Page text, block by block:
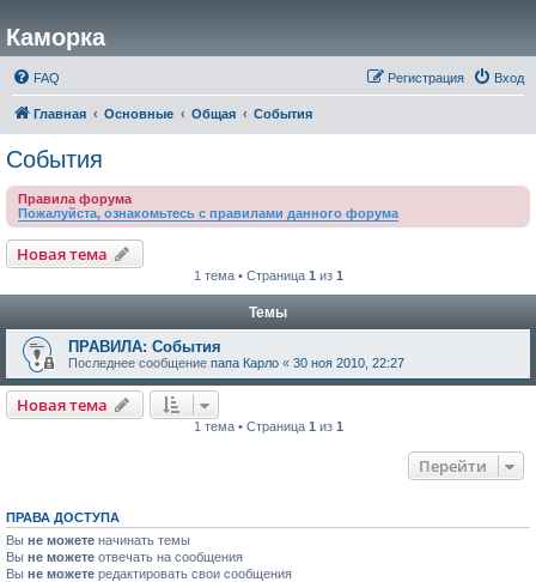
Каморка
FAQ Вход
Регистрация
Главная Основные Общая События
События
Правила форума
Пожалуйста, ознакомьтесь с правилами данного форума
Новая тема
1 тема • Страница 1 из 1
Темы
ПРАВИЛА: События
Последнее сообщение папа Карло « 30 ноя 2010, 22:27
Новая тема
1 тема • Страница 1 из 1
Перейти
ПРАВА ДОСТУПА
Вы не можете начинать темы
Вы не можете отвечать на сообщения
Вы не можете редактировать свои сообщения